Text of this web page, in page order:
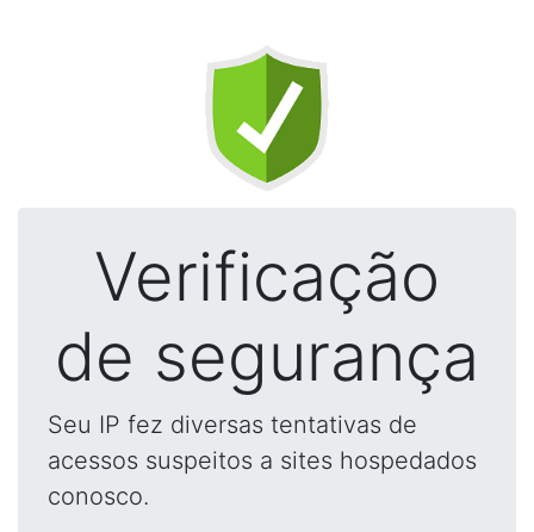
Verificação
de segurança
Seu IP fez diversas tentativas de
acessos suspeitos a sites hospedados
conosco.